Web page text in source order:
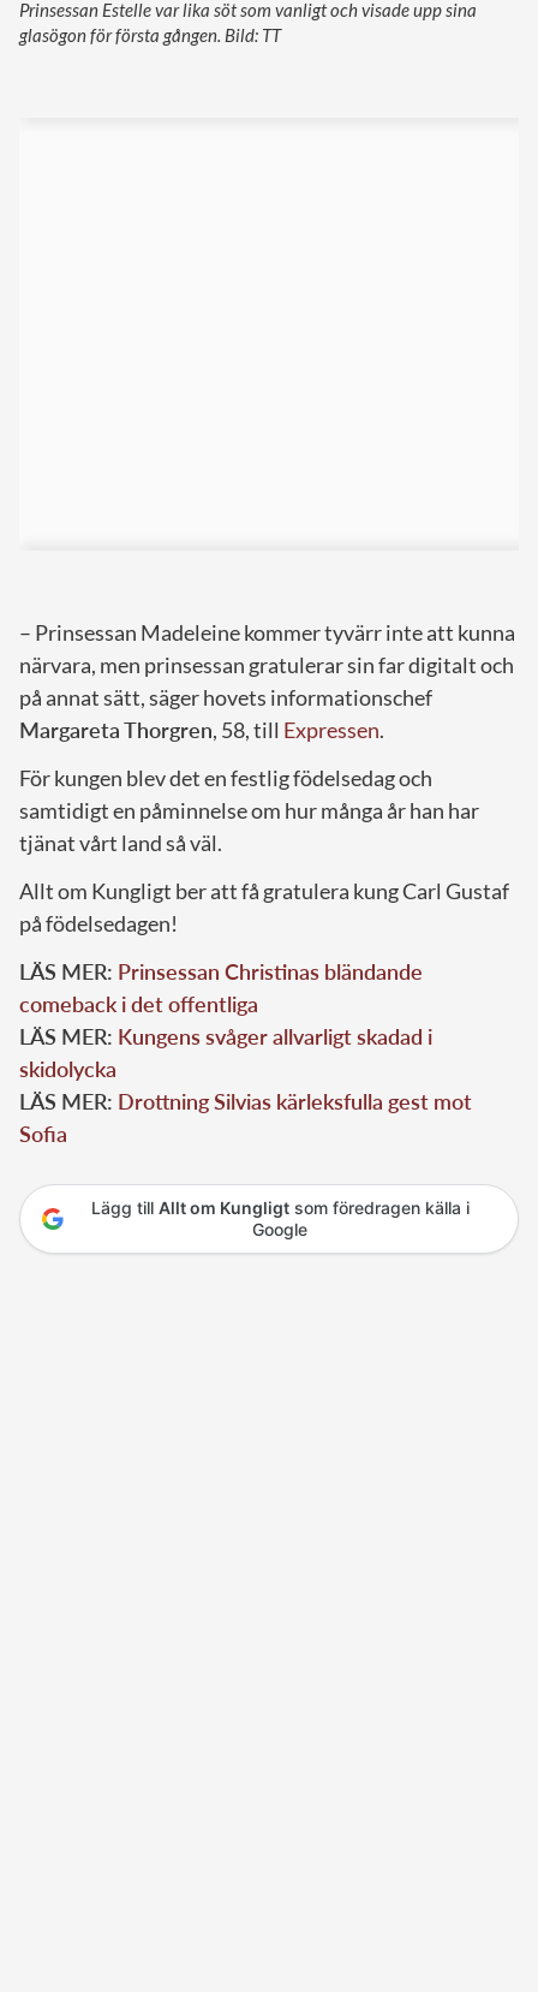
Prinsessan Estelle var lika söt som vanligt och visade upp sina
glasögon för första gången. Bild: TT
– Prinsessan Madeleine kommer tyvärr inte att kunna
närvara, men prinsessan gratulerar sin far digitalt och
på annat sätt, säger hovets informationschef
Margareta Thorgren, 58, till Expressen.
För kungen blev det en festlig födelsedag och
samtidigt en påminnelse om hur många år han har
tjänat vårt land så väl.
Allt om Kungligt ber att få gratulera kung Carl Gustaf
på födelsedagen!
LÄS MER: Prinsessan Christinas bländande
comeback i det offentliga
LÄS MER: Kungens svåger allvarligt skadad i
skidolycka
LÄS MER: Drottning Silvias kärleksfulla gest mot
Sofia
Lägg till Allt om Kungligtsom föredragen källa i
Google